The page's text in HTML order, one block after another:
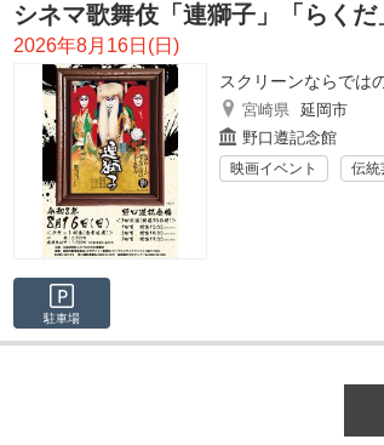
シネマ歌舞伎「連獅子」「らくだ
2026年8月16日(日)
スクリーンならでは
宮崎県 延岡市
野口遵記念館
映画イベント 伝統
駐車場